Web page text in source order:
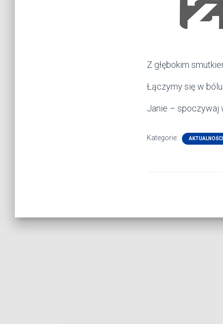
Z głębokim
Łączymy się w
Janie – spoczywaj
Kategorie: AKTUALNOŚCI